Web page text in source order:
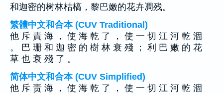
和迦密的树林枯槁，黎巴嫩的花卉凋残。
繁體中文和合本 (CUV Traditional)
他 斥 責 海 ， 使 海 乾 了 ， 使 一 切 江 河 乾 涸
。 巴 珊 和 迦 密 的 樹 林 衰 殘 ； 利 巴 嫩 的 花
草 也 衰 殘 了 。
简体中文和合本 (CUV Simplified)
他 斥 责 海 ， 使 海 乾 了 ， 使 一 切 江 河 乾 涸